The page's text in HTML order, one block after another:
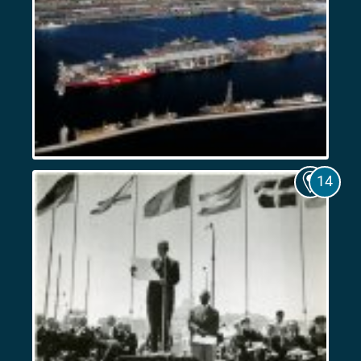
Marseille,
port
colonial